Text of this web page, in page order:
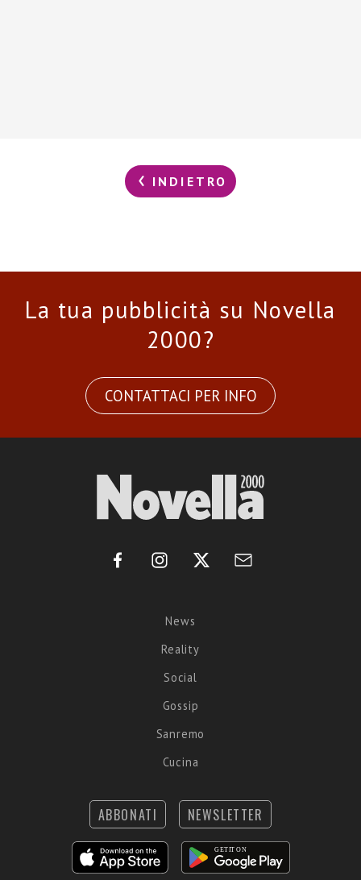
INDIETRO
La tua pubblicità su Novella
2000?
CONTATTACI PER INFO
News
Reality
Social
Gossip
Sanremo
Cucina
ABBONATI NEWSLETTER